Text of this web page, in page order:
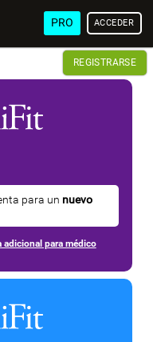
PRO ACCEDER
REGISTRARSE
para un nuevo
adicional para médico